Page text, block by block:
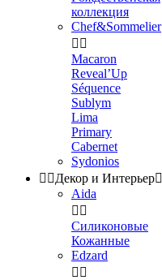
коллекция
Chef&Sommelier
 
Macaron
Reveal’Up
Séquence
Sublym
Lima
Primary
Cabernet
Sydonios
 Декор и Интерьер
Aida
 
Силиконовые
Кожанные
Edzard
 